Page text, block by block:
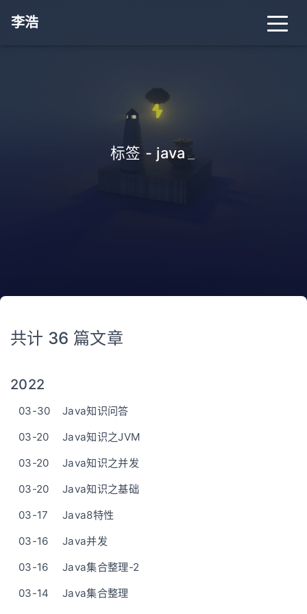
李浩
标签 - java_
共计 36 篇文章
2022
03-30
Java知识问答
03-20
Java知识之JVM
03-20
Java知识之并发
03-20
Java知识之基础
03-17
Java8特性
03-16
Java并发
03-16
Java集合整理-2
03-14
Java集合整理